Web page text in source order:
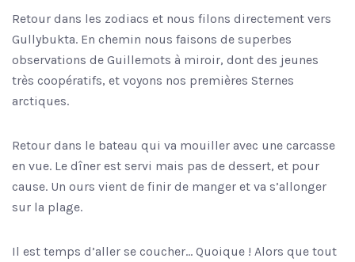
Retour dans les zodiacs et nous filons directement vers
Gullybukta. En chemin nous faisons de superbes
observations de Guillemots à miroir, dont des jeunes
très coopératifs, et voyons nos premières Sternes
arctiques.
Retour dans le bateau qui va mouiller avec une carcasse
en vue. Le dîner est servi mais pas de dessert, et pour
cause. Un ours vient de finir de manger et va s’allonger
sur la plage.
Il est temps d’aller se coucher… Quoique ! Alors que tout